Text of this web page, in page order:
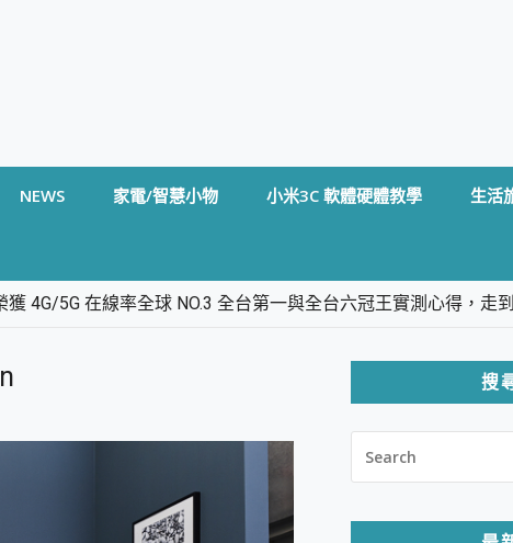
NEWS 家電/智慧小物 小米3C 軟體硬體教學 生活
4G/5G 在線率全球 NO.3 全台第一與全台六冠王實測心得，走
SSD 固態硬碟開箱 評測
Solo Eco 太陽能防水雲端攝影機 SpotCam Solo 3 2.5K高
031TW 14吋 開箱評價，AI輕薄商務筆電 Copilot+ PC
評價~ 2 億畫素 LumaColor 影像、持久續航與 IP69K 高防護
選？imos AR 低反光玻璃、藍寶石鏡頭貼與軍規防摔殼完整開箱評
搜
FOR: